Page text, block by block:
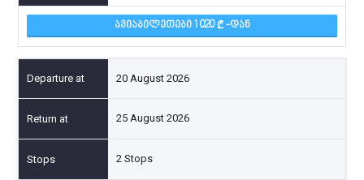
ᲐᲕᲘᲐᲑᲘᲚᲔᲗᲔᲑᲘ 1 020 -ᲓᲐᲜ
20 August 2026
25 August 2026
2 Stops